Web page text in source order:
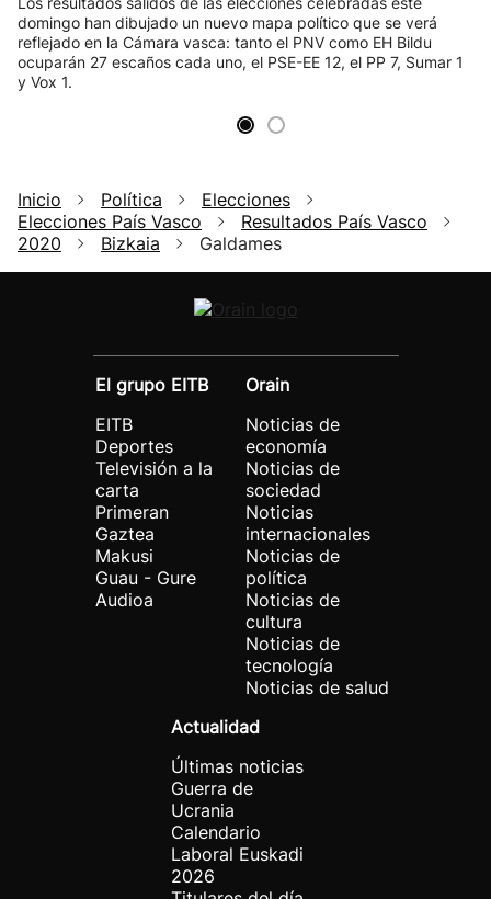
domingo han dibujado un nuevo mapa político que se verá
reflejado en la Cámara vasca: tanto el PNV como EH Bildu
ocuparán 27 escaños cada uno, el PSE-EE 12, el PP 7, Sumar 1
y Vox 1.
Inicio Política
Elecciones
Elecciones País Vasco
Resultados País Vasco
2020
Bizkaia Galdames
El grupo EITB
EITB
Deportes
Televisión a la
carta
Primeran
Gaztea
Makusi
Guau - Gure
Audioa
Orain
Noticias de
economía
Noticias de
sociedad
Noticias
internacionales
Noticias de
política
Noticias de
cultura
Noticias de
tecnología
Noticias de salud
Actualidad
Últimas noticias
Guerra de
Ucrania
Calendario
Laboral Euskadi
2026